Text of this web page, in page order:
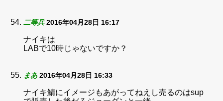
二等兵 2016年04月28日 16:17
ナイキは
LABで10時じゃないですか？
まあ 2016年04月28日 16:33
ナイキ鯖にイメージもあがってねえし売るのはsup